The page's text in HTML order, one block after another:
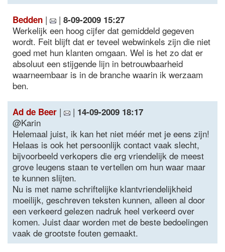
Bedden | | 8-09-2009 15:27
Werkelijk een hoog cijfer dat gemiddeld gegeven
wordt. Feit blijft dat er teveel webwinkels zijn die niet
goed met hun klanten omgaan. Wel is het zo dat er
absoluut een stijgende lijn in betrouwbaarheid
waarneembaar is in de branche waarin ik werzaam
ben.
Ad de Beer | | 14-09-2009 18:17
@Karin
Helemaal juist, ik kan het niet méér met je eens zijn!
Helaas is ook het persoonlijk contact vaak slecht,
bijvoorbeeld verkopers die erg vriendelijk de meest
grove leugens staan te vertellen om hun waar maar
te kunnen slijten.
Nu is met name schriftelijke klantvriendelijkheid
moeilijk, geschreven teksten kunnen, alleen al door
een verkeerd gelezen nadruk heel verkeerd over
komen. Juist daar worden met de beste bedoelingen
vaak de grootste fouten gemaakt.